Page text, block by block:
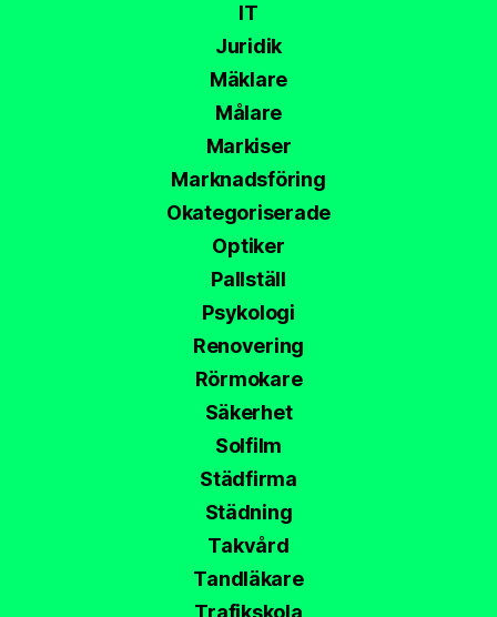
IT
Juridik
Mäklare
Målare
Markiser
Marknadsföring
Okategoriserade
Optiker
Pallställ
Psykologi
Renovering
Rörmokare
Säkerhet
Solfilm
Städfirma
Städning
Takvård
Tandläkare